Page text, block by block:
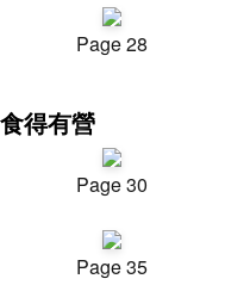
Page 28
食得有營
Page 30
Page 35